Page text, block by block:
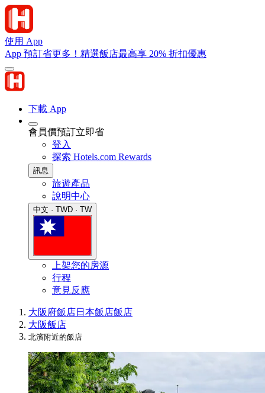
使用 App
App 預訂省更多！精選飯店最高享 20% 折扣優惠
下載 App
會員價預訂立即省
登入
探索 Hotels.com Rewards
訊息
旅遊產品
說明中心
中文 · TWD · TW
上架您的房源
行程
意見反應
大阪府飯店日本飯店飯店
大阪飯店
北濱附近的飯店